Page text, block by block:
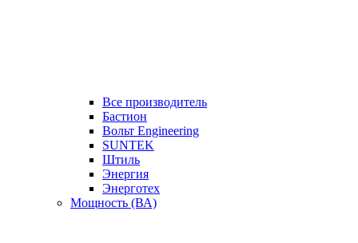
Все производитель
Бастион
Вольт Engineering
SUNTEK
Штиль
Энергия
Энерготех
Мощность (ВА)